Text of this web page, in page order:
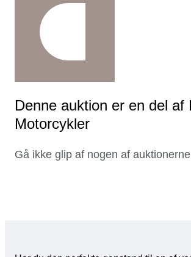
Denne auktion er en del af
Motorcykler
Gå ikke glip af nogen af auktionerne